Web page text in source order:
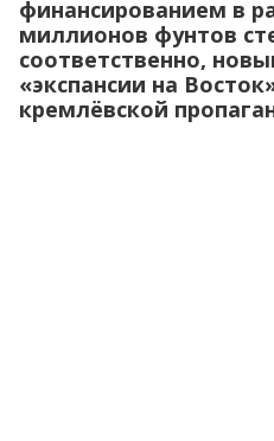
финансированием в
миллионов фунтов
соответственно,
«экспансии на
кремлёвской